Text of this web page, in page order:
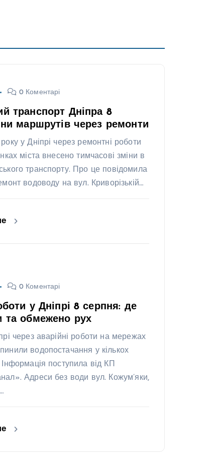
0 Коментарі
транспорт Дніпра 8
маршрутів через ремонти
у Дніпрі через ремонтні роботи
міста внесено тимчасові зміни в
транспорту. Про це повідомила
водоводу на вул. Криворізькій…
0 Коментарі
у Дніпрі 8 серпня: де
та обмежено рух
через аварійні роботи на мережах
водопостачання у кількох
поступила від КП
Адреси без води вул. Кожум’яки,